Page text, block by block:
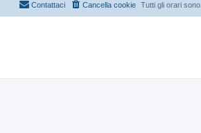
Tutti gli orari sono
Cancella cookie
Contattaci